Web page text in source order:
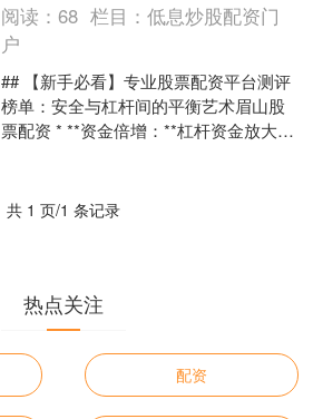
阅读：68 栏目：低息炒股配资门
户
## 【新手必看】专业股票配资平台测评
榜单：安全与杠杆间的平衡艺术眉山股
票配资 * **资金倍增：**杠杆资金放大投
共 1 页/1 条记录
热点关注
配资